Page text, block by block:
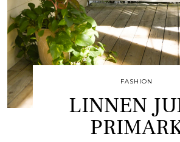
FASHION
LINNEN